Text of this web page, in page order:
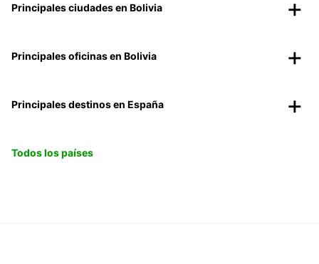
Principales ciudades en Bolivia
Principales oficinas en Bolivia
Principales destinos en España
Todos los países